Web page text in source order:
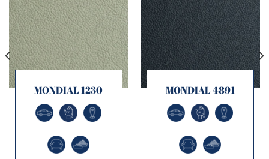
MONDIAL 1230 MONDIAL 4891